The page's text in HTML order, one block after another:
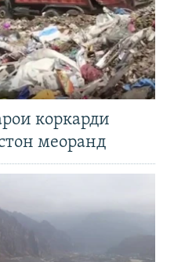
коркарди
меоранд